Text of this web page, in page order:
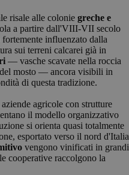
risale alle colonie greche e
a partire dall'VIII-VII secolo
influenzato dalla
sui terreni calcarei già in
— vasche scavate nella roccia
mosto — ancora visibili in
di questa tradizione.
agricole con strutture
il modello organizzativo
si orienta quasi totalmente
esportato verso il nord d'Italia
vengono vinificati in grandi
cooperative raccolgono la